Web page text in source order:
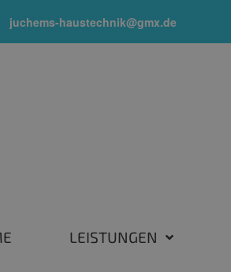
juchems-haustechnik@gmx.de
LEISTUNGEN